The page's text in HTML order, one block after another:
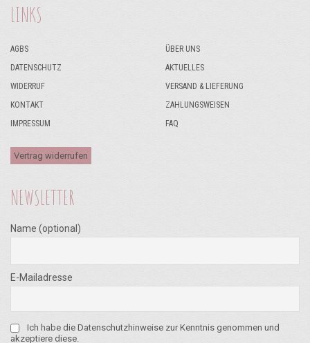
LINKS
AGBS
DATENSCHUTZ
WIDERRUF
KONTAKT
IMPRESSUM
ÜBER UNS
AKTUELLES
VERSAND & LIEFERUNG
ZAHLUNGSWEISEN
FAQ
Vertrag widerrufen
NEWSLETTER
Name (optional)
E-Mailadresse
Ich habe die Datenschutzhinweise zur Kenntnis genommen und
akzeptiere diese.